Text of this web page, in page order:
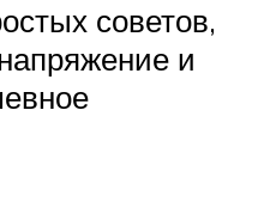
советов,
и